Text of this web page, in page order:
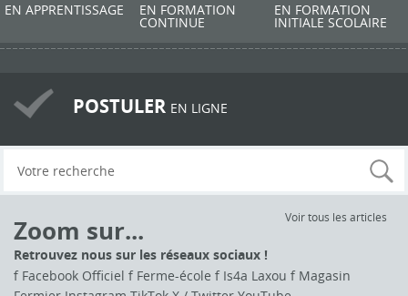
EN APPRENTISSAGE EN FORMATION
CONTINUE
EN FORMATION
INITIALE SCOLAIRE
POSTULER EN LIGNE
Zoom sur...
Voir tous les articles
Retrouvez nous sur les réseaux sociaux !
f Facebook Officiel f Ferme-école f Is4a Laxou f Magasin